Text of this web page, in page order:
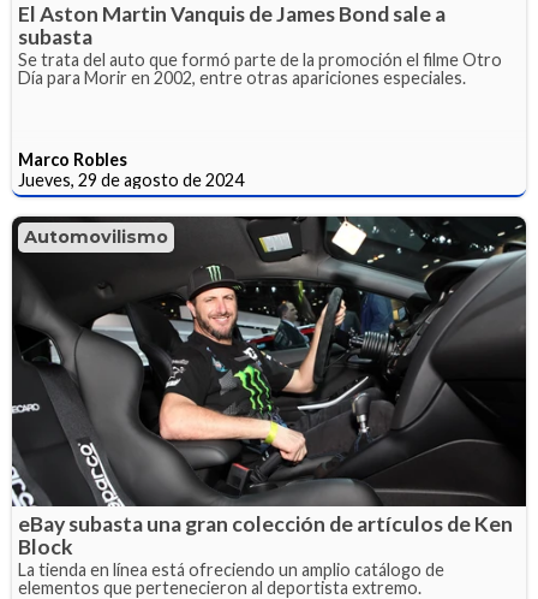
El Aston Martin Vanquis de James Bond sale a
subasta
Se trata del auto que formó parte de la promoción el filme Otro
Día para Morir en 2002, entre otras apariciones especiales.
Marco Robles
Jueves, 29 de agosto de 2024
Automovilismo
eBay subasta una gran colección de artículos de Ken
Block
La tienda en línea está ofreciendo un amplio catálogo de
elementos que pertenecieron al deportista extremo.